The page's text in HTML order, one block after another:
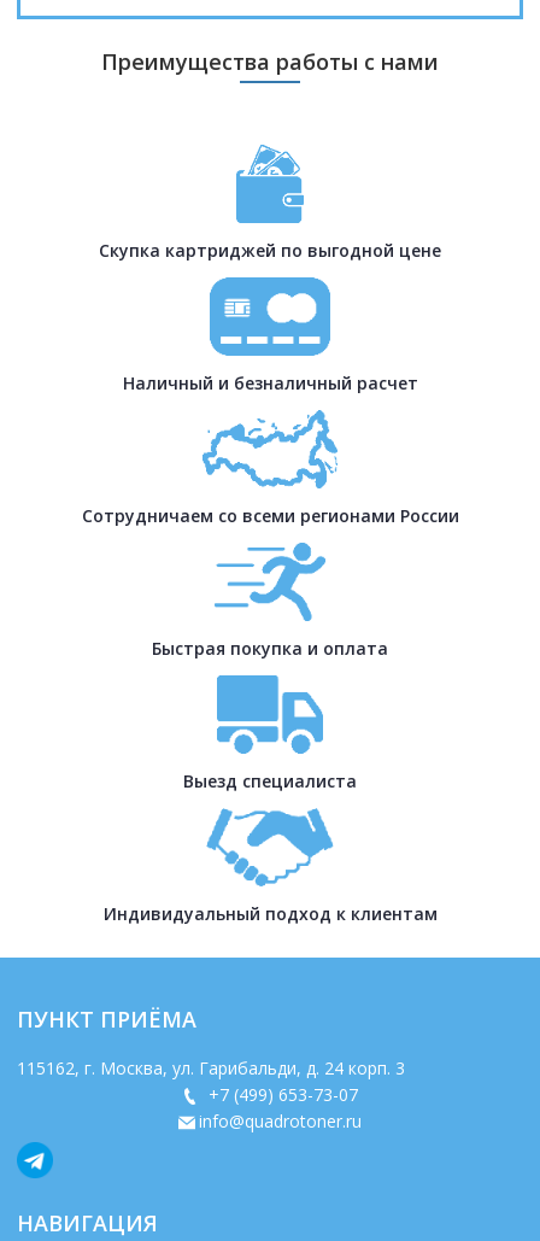
Преимущества работы с нами
Скупка картриджей по выгодной цене
Наличный и безналичный расчет
Сотрудничаем со всеми регионами России
Быстрая покупка и оплата
Выезд специалиста
Индивидуальный подход к клиентам
ПУНКТ ПРИЁМА
115162, г. Москва, ул. Гарибальди, д. 24 корп. 3
+7 (499) 653-73-07
info@quadrotoner.ru
НАВИГАЦИЯ